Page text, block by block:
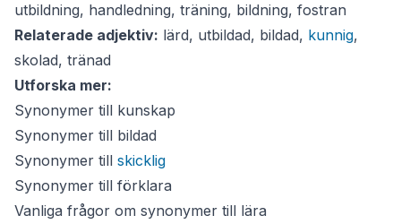
utbildning, handledning, träning, bildning, fostran
Relaterade adjektiv: lärd, utbildad, bildad, kunnig,
skolad, tränad
Utforska mer:
Synonymer till kunskap
Synonymer till bildad
Synonymer till skicklig
Synonymer till förklara
Vanliga frågor om synonymer till lära